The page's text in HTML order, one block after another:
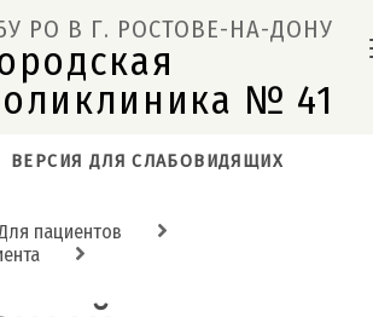
РО В Г. РОСТОВЕ-НА-ДОНУ
№ 41
ВЕРСИЯ ДЛЯ СЛАБОВИДЯЩИХ
пациентов